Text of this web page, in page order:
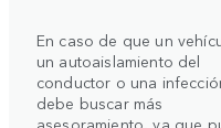
En caso de que un
un autoaislamiento del
conductor o una
debe buscar más
asesoramiento, ya que